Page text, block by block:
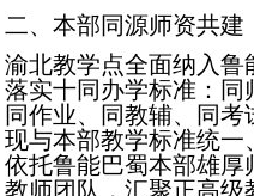
二、本部同源师资共
渝北教学点全面纳入
落实十同办学标准：
同作业、同教辅、同
现与本部教学标准统
依托鲁能巴蜀本部雄
教师团队，汇聚正高